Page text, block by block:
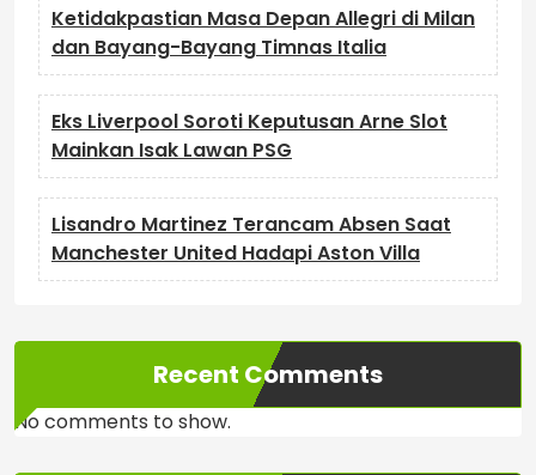
Ketidakpastian Masa Depan Allegri di Milan
dan Bayang-Bayang Timnas Italia
Eks Liverpool Soroti Keputusan Arne Slot
Mainkan Isak Lawan PSG
Lisandro Martinez Terancam Absen Saat
Manchester United Hadapi Aston Villa
Recent Comments
No comments to show.